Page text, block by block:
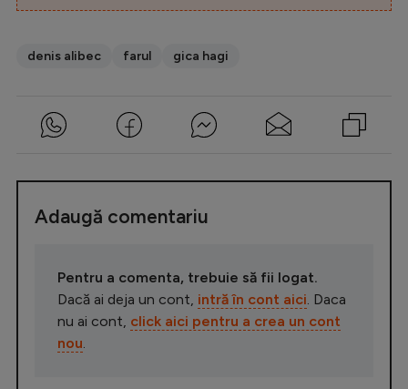
denis alibec farul gica hagi
Adaugă comentariu
Pentru a comenta, trebuie să fii logat.
Dacă ai deja un cont, intră în cont aici . Daca
nu ai cont, click aici pentru a crea un cont
nou